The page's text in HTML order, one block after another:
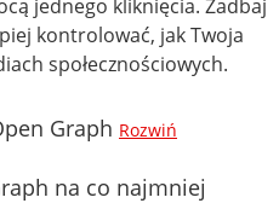
jednego kliknięcia. Zadbaj
kontrolować, jak Twoja
społecznościowych.
Graph Rozwiń
na co najmniej